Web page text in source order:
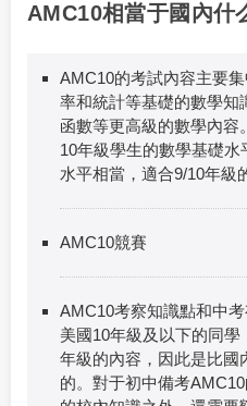
AMC10相當于國內什
AMC10的考試內容主要
率和統計等基礎的數學知
函數等更高級的數學內容
10年級學生的數學基礎
水平相當，適合9/10年級
AMC10競賽
AMC10考察知識點和中
美國10年級及以下的同
年級的內容，因此是比國
的。對于初中備考